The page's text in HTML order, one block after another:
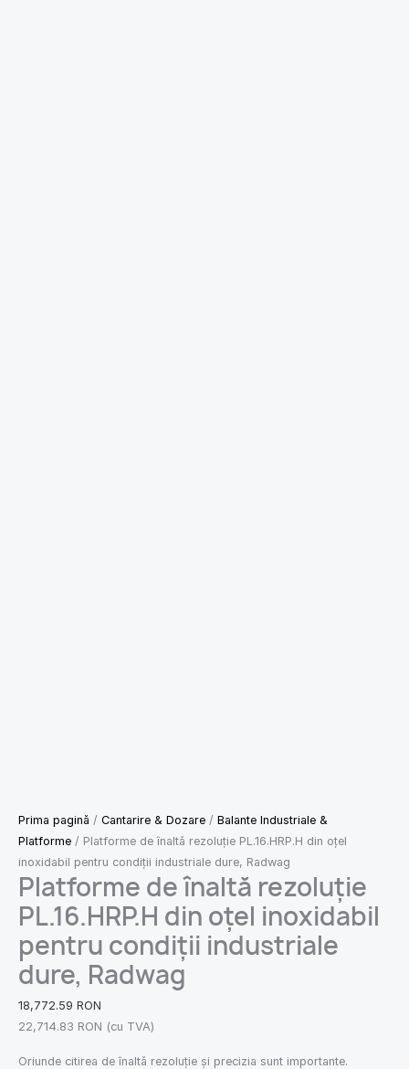
Prima pagină / Cantarire & Dozare / Balante Industriale &
Platforme / Platforme de înaltă rezoluție PL.16.HRP.H din oțel
inoxidabil pentru condiții industriale dure, Radwag
Platforme de înaltă rezoluție
PL.16.HRP.H din oțel inoxidabil
pentru condiții industriale
dure, Radwag
18,772.59 RON
22,714.83 RON (cu TVA)
Oriunde citirea de înaltă rezoluție și precizia sunt importante.